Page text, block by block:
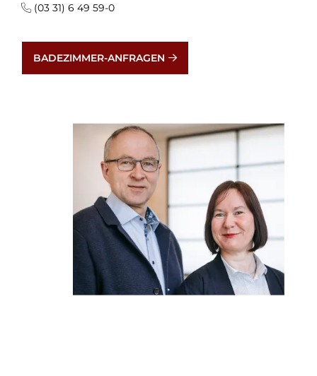
(03 31) 6 49 59-0
BADEZIMMER-ANFRAGEN